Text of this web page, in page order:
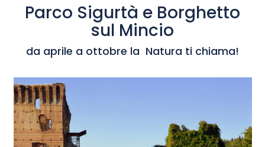
Parco Sigurtà e Borghetto
sul Mincio
da aprile a ottobre la Natura ti chiama!